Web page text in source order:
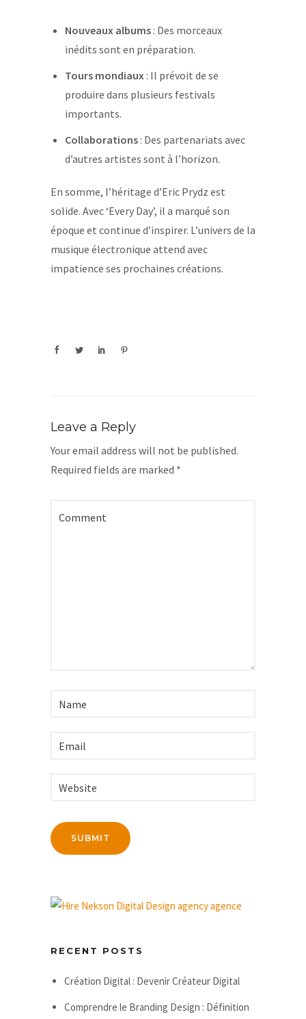
Nouveaux albums: Des morceaux
inédits sont en préparation.
Tours mondiaux: Il prévoit de se
produire dans plusieurs festivals
importants.
Collaborations: Des partenariats avec
d’autres artistes sont à l’horizon.
En somme, l’héritage d’Eric Prydz est
solide. Avec ‘Every Day’, il a marqué son
époque et continue d’inspirer. L’univers de la
musique électronique attend avec
impatience ses prochaines créations.
Leave a Reply
Your email address will not be published.
Required fields are marked *
RECENT POSTS
Création Digital : Devenir Créateur Digital
Comprendre le Branding Design : Définition